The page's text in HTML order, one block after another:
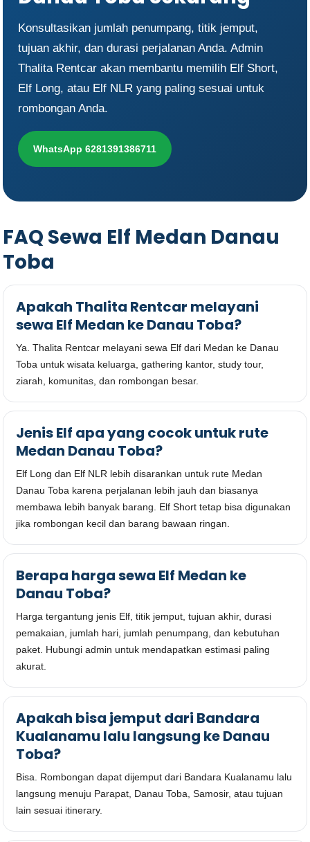
Konsultasikan jumlah penumpang, titik jemput,
tujuan akhir, dan durasi perjalanan Anda. Admin
Thalita Rentcar akan membantu memilih Elf Short,
Elf Long, atau Elf NLR yang paling sesuai untuk
rombongan Anda.
WhatsApp 6281391386711
FAQ Sewa Elf Medan Danau
Toba
Apakah Thalita Rentcar melayani
sewa Elf Medan ke Danau Toba?
Ya. Thalita Rentcar melayani sewa Elf dari Medan ke Danau
Toba untuk wisata keluarga, gathering kantor, study tour,
ziarah, komunitas, dan rombongan besar.
Jenis Elf apa yang cocok untuk rute
Medan Danau Toba?
Elf Long dan Elf NLR lebih disarankan untuk rute Medan
Danau Toba karena perjalanan lebih jauh dan biasanya
membawa lebih banyak barang. Elf Short tetap bisa digunakan
jika rombongan kecil dan barang bawaan ringan.
Berapa harga sewa Elf Medan ke
Danau Toba?
Harga tergantung jenis Elf, titik jemput, tujuan akhir, durasi
pemakaian, jumlah hari, jumlah penumpang, dan kebutuhan
paket. Hubungi admin untuk mendapatkan estimasi paling
akurat.
Apakah bisa jemput dari Bandara
Kualanamu lalu langsung ke Danau
Toba?
Bisa. Rombongan dapat dijemput dari Bandara Kualanamu lalu
langsung menuju Parapat, Danau Toba, Samosir, atau tujuan
lain sesuai itinerary.